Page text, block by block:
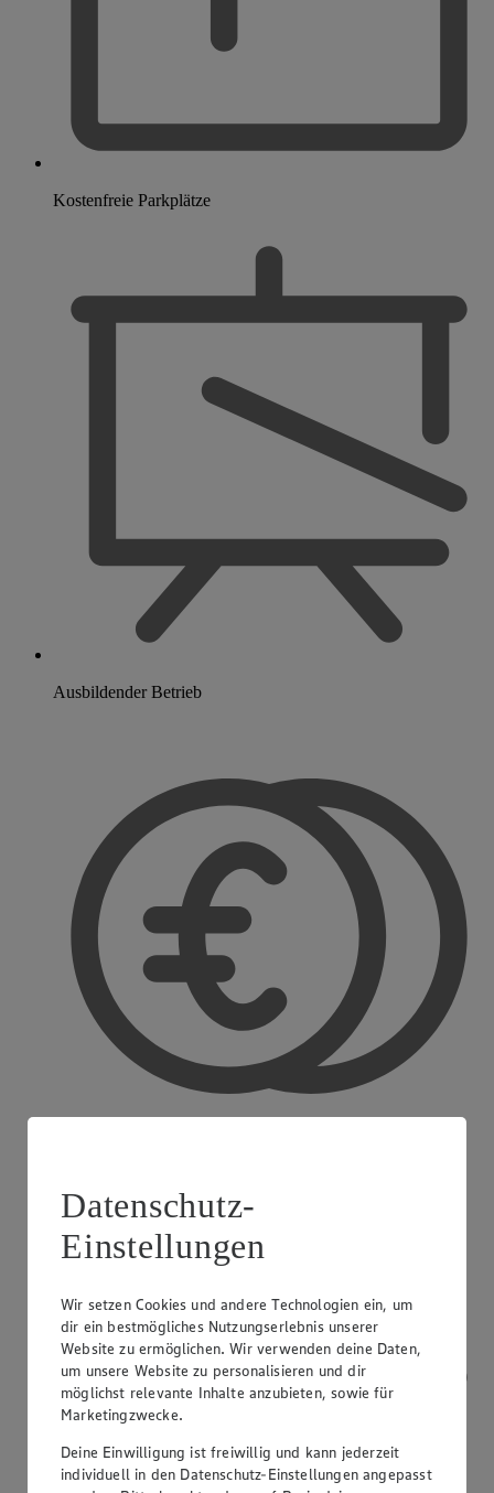
Kostenfreie Parkplätze
Ausbildender Betrieb
Datenschutz-
Einstellungen
Wir setzen Cookies und andere Technologien ein, um
dir ein bestmögliches Nutzungserlebnis unserer
Website zu ermöglichen. Wir verwenden deine Daten,
um unsere Website zu personalisieren und dir
möglichst relevante Inhalte anzubieten, sowie für
Marketingzwecke.
Deine Einwilligung ist freiwillig und kann jederzeit
individuell in den Datenschutz-Einstellungen angepasst